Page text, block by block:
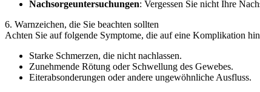
Nachsorgeuntersuchungen: Vergessen Sie nicht Ihre
6. Warnzeichen, die Sie beachten sollten
Achten Sie auf folgende Symptome, die auf eine Komplikation
Starke Schmerzen, die nicht nachlassen.
Zunehmende Rötung oder Schwellung des Gewebes.
Eiterabsonderungen oder andere ungewöhnliche Ausfluss.